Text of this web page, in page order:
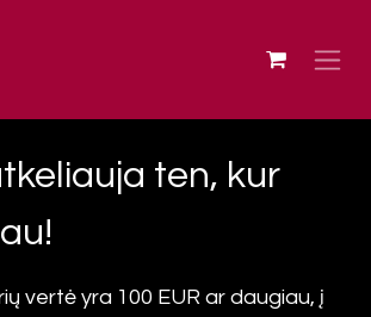
ten, kur
vertė yra 100 EUR ar daugiau, į